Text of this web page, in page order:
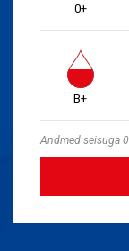
0+
B+
Andmed seisuga